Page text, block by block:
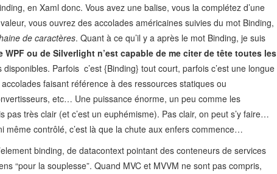
en Xaml donc. Vous avez une balise, vous la complétez d’une
vous ouvrez des accolades américaines suivies du mot Binding,
de caractères. Quant à ce qu’il y a après le mot Binding, je suis
ou de Silverlight n’est capable de me citer de tête toutes les
disponibles. Parfois c’est {Binding} tout court, parfois c’est une longue
faisant référence à des ressources statiques ou
etc… Une puissance énorme, un peu comme les
pas très clair (et c’est un euphémisme). Pas clair, on peut s’y faire…
même contrôlé, c’est là que la chute aux enfers commence…
binding, de datacontext pointant des conteneurs de services
“pour la souplesse”. Quand MVC et MVVM ne sont pas compris,